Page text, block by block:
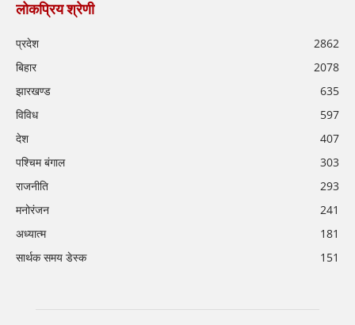
लोकप्रिय श्रेणी
प्रदेश
2862
बिहार
2078
झारखण्ड
635
विविध
597
देश
407
पश्चिम बंगाल
303
राजनीति
293
मनोरंजन
241
अध्यात्म
181
सार्थक समय डेस्क
151